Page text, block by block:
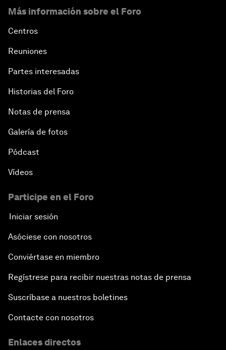
Más información sobre el Foro
Centros
Reuniones
Partes interesadas
Historias del Foro
Notas de prensa
Galería de fotos
Pódcast
Vídeos
Participe en el Foro
Iniciar sesión
Asóciese con nosotros
Conviértase en miembro
Regístrese para recibir nuestras notas de prensa
Suscríbase a nuestros boletines
Contacte con nosotros
Enlaces directos